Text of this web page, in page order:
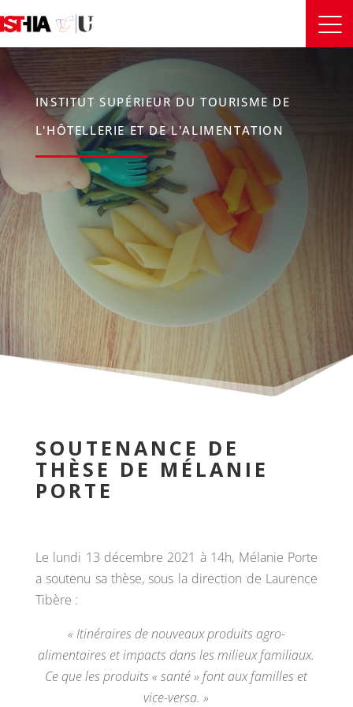
INSTITUT SUPÉRIEUR DU TOURISME DE
L'HÔTELLERIE ET DE L'ALIMENTATION
SOUTENANCE DE
THÈSE DE MÉLANIE
PORTE
Le lundi 13 décembre 2021 à 14h, Mélanie Porte
a soutenu sa thèse, sous la direction de Laurence
Tibère :
« Itinéraires de nouveaux produits agro-
alimentaires et impacts dans les milieux familiaux.
Ce que les produits « santé » font aux familles et
vice-versa. »